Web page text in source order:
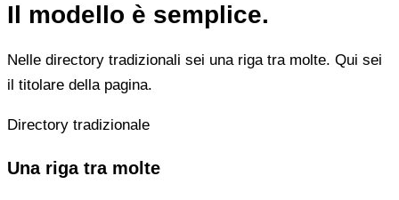
Il modello è semplice.
Nelle directory tradizionali sei una riga tra molte. Qui sei
il titolare della pagina.
Directory tradizionale
Una riga tra molte